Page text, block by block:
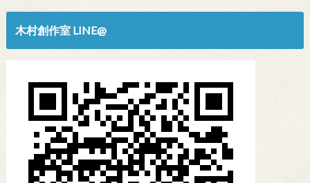
木村創作室 LINE@